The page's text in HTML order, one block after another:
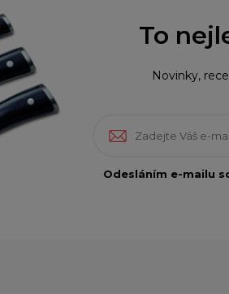
To
Novinky,
Odesláním e-mailu